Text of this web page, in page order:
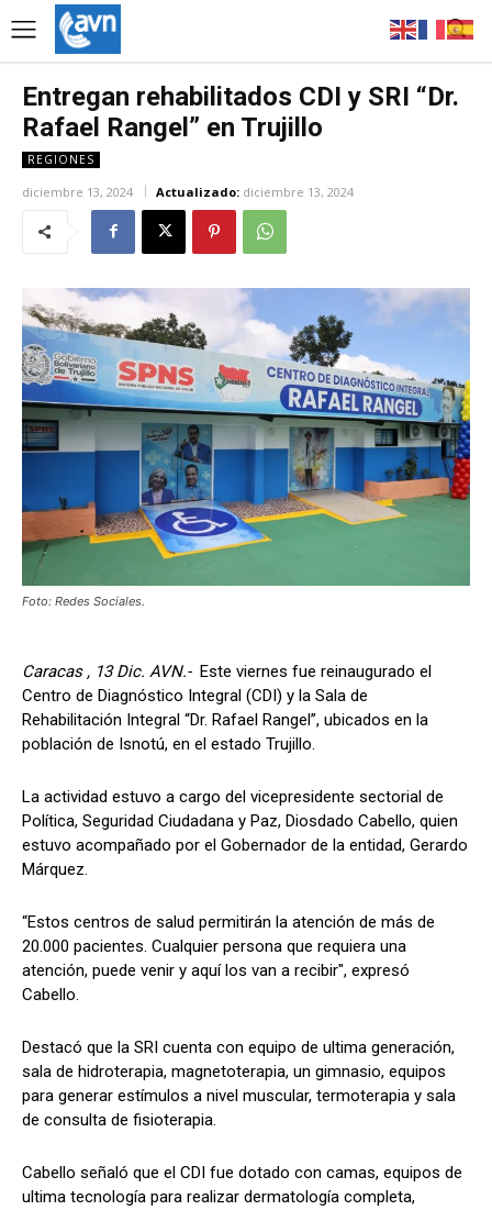
Entregan rehabilitados CDI y SRI “Dr.
Rafael Rangel” en Trujillo
REGIONES
diciembre 13, 2024 Actualizado: diciembre 13, 2024
Foto: Redes Sociales.
Caracas , 13 Dic. AVN.- Este viernes fue reinaugurado el
Centro de Diagnóstico Integral (CDI) y la Sala de
Rehabilitación Integral “Dr. Rafael Rangel”, ubicados en la
población de Isnotú, en el estado Trujillo.
La actividad estuvo a cargo del vicepresidente sectorial de
Política, Seguridad Ciudadana y Paz, Diosdado Cabello, quien
estuvo acompañado por el Gobernador de la entidad, Gerardo
Márquez.
“Estos centros de salud permitirán la atención de más de
20.000 pacientes. Cualquier persona que requiera una
atención, puede venir y aquí los van a recibir", expresó
Cabello.
Destacó que la SRI cuenta con equipo de ultima generación,
sala de hidroterapia, magnetoterapia, un gimnasio, equipos
para generar estímulos a nivel muscular, termoterapia y sala
de consulta de fisioterapia.
Cabello señaló que el CDI fue dotado con camas, equipos de
ultima tecnología para realizar dermatología completa,